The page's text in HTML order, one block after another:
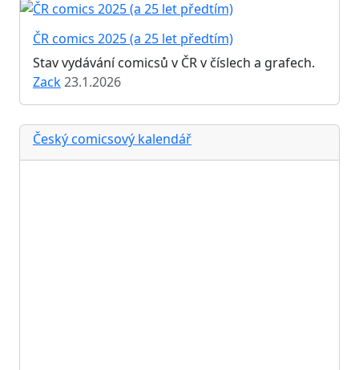
ČR comics 2025 (a 25 let předtím)
Stav vydávání comicsů v ČR v číslech a grafech.
Zack23.1.2026
Český comicsový kalendář